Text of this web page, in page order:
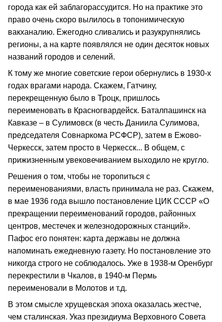
города как ей заблагорассудится. Но на практике это
право очень скоро вылилось в топонимическую
вакханалию. Ежегодно сливались и разукрупнялись
регионы, а на карте появлялся не один десяток новых
названий городов и селений.
К тому же многие советские герои обернулись в 1930-х
годах врагами народа. Скажем, Гатчину,
перекрещенную было в Троцк, пришлось
переименовать в Красногвардейск. Баталпашинск на
Кавказе – в Сулимовск (в честь Даниила Сулимова,
председателя Совнаркома РСФСР), затем в Ежово-
Черкесск, затем просто в Черкесск... В общем, с
прижизненным увековечиванием выходило не кругло.
Решения о том, чтобы не торопиться с
переименованиями, власть принимала не раз. Скажем,
в мае 1936 года вышло постановление ЦИК СССР «О
прекращении переименований городов, районных
центров, местечек и железнодорожных станций».
Пафос его понятен: карта державы не должна
напоминать ежедневную газету. Но постановление это
никогда строго не соблюдалось. Уже в 1938-м Оренбург
перекрестили в Чкалов, в 1940-м Пермь
переименовали в Молотов и т.д.
В этом смысле хрущевская эпоха оказалась жестче,
чем сталинская. Указ президиума Верховного Совета